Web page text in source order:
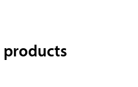
products